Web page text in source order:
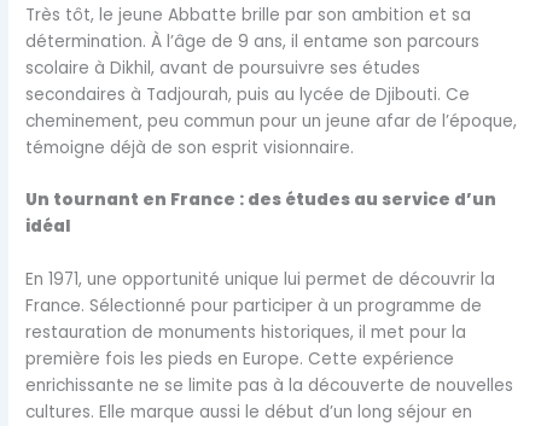
Très tôt, le jeune Abbatte brille par son ambition et sa
détermination. À l’âge de 9 ans, il entame son parcours
scolaire à Dikhil, avant de poursuivre ses études
secondaires à Tadjourah, puis au lycée de Djibouti. Ce
cheminement, peu commun pour un jeune afar de l’époque,
témoigne déjà de son esprit visionnaire.
Un tournant en France : des études au service d’un
idéal
En 1971, une opportunité unique lui permet de découvrir la
France. Sélectionné pour participer à un programme de
restauration de monuments historiques, il met pour la
première fois les pieds en Europe. Cette expérience
enrichissante ne se limite pas à la découverte de nouvelles
cultures. Elle marque aussi le début d’un long séjour en